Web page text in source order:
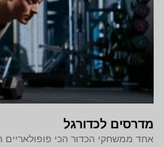
מדרסים לכדורגל
אחד ממשחקי הכדור הכי פופולאריים